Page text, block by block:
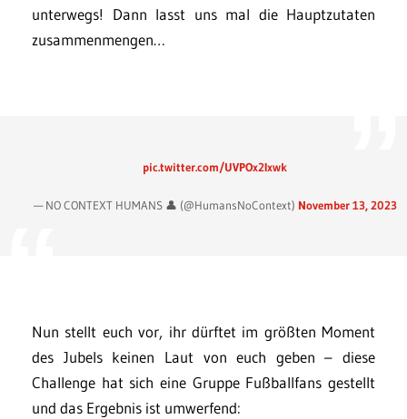
unterwegs! Dann lasst uns mal die Hauptzutaten
zusammenmengen…
pic.twitter.com/UVPOx2Ixwk
— NO CONTEXT HUMANS 👤 (@HumansNoContext) November 13, 2023
Nun stellt euch vor, ihr dürftet im größten Moment
des Jubels keinen Laut von euch geben – diese
Challenge hat sich eine Gruppe Fußballfans gestellt
und das Ergebnis ist umwerfend: